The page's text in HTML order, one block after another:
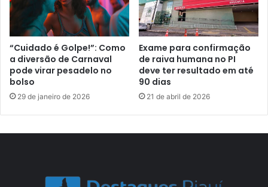
“Cuidado é Golpe!”: Como
a diversão de Carnaval
pode virar pesadelo no
bolso
29 de janeiro de 2026
Exame para confirmação
de raiva humana no PI
deve ter resultado em até
90 dias
21 de abril de 2026